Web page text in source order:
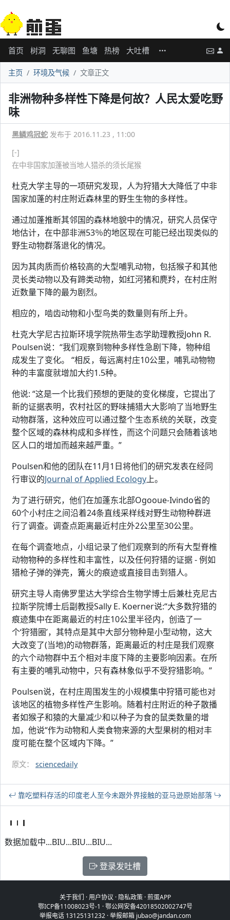
首页 树洞 无聊图 鱼塘 热榜 大吐槽
主页 环境及气候 文章正文
非洲物种多样性下降是何故？人民太爱吃野
味
黑鳞鸡冠蛇 发布于 2016.11.23 , 11:00
[-]
在中非国家加蓬被当地人猎杀的须长尾猴
杜克大学主导的一项研究发现，人为狩猎大大降低了中非
国家加蓬的村庄附近森林里的野生生物的多样性。
通过加蓬推断其邻国的森林地貌中的情况，研究人员保守
地估计，在中部非洲53％的地区现在可能已经出现类似的
野生动物群落退化的情况。
因为其肉质而价格较高的大型哺乳动物，包括猴子和其他
灵长类动物以及有蹄类动物，如红河猪和麂羚，在村庄附
近数量下降的最为剧烈。
相应的，啮齿动物和小型鸟类的数量则有所上升。
杜克大学尼古拉斯环境学院热带生态学助理教授John R.
Poulsen说：“我们观察到物种多样性急剧下降，物种组
成发生了变化。 “相反，每远离村庄10公里，哺乳动物物
种的丰富度就增加大约1.5种。
他说: “这是一个比我们预想的更陡的变化梯度，它提出了
新的证据表明，农村社区的野味捕猎大大影响了当地野生
动物群落，这种效应可以通过整个生态系统的关联，改变
整个区域的森林构成和多样性，而这个问题只会随着该地
区人口的增加而越来越严重。”
Poulsen和他的团队在11月1日将他们的研究发表在经同
行审议的Journal of Applied Ecology上。
为了进行研究，他们在加蓬东北部Ogooue-Ivindo省的
60个小村庄之间沿着24条直线采样线对野生动物种群进
行了调查。调查点距离最近村庄外2公里至30公里。
在每个调查地点，小组记录了他们观察到的所有大型脊椎
动物物种的多样性和丰富性，以及任何狩猎的证据 - 例如
猎枪子弹的弹壳，篝火的痕迹或直接目击到猎人。
研究主导人南佛罗里达大学综合生物学博士后兼杜克尼古
拉斯学院博士后副教授Sally E. Koerner说:“大多数狩猎的
痕迹集中在距离最近的村庄10公里半径内，创造了一
个‘狩猎圈’，其特点是其中大部分物种是小型动物，这大
大改变了(当地)的动物群落，距离最近的村庄是我们观察
的六个动物群中五个相对丰度下降的主要影响因素。在所
有主要的哺乳动物中，只有森林象似乎不受狩猎影响。”
Poulsen说，在村庄周围发生的小规模集中狩猎可能也对
该地区的植物多样性产生影响。随着村庄附近的种子散播
者如猴子和猿的大量减少和以种子为食的鼠类数量的增
加，他说“作为动物和人类食物来源的大型果树的相对丰
度可能在整个区域内下降。”
原文： sciencedaily
靠吃塑料存活的印度老人至今未跟外界接触的亚马逊原始部落
数据加载中...BIU...BIU...BIU...
登录发吐槽
关于我们 ·用户协议 · 隐私政策·煎蛋APP
鄂ICP备11008023号-1 ·鄂公网安备42018502002747号
举报电话 13125131232 · 举报邮箱 jubao@jandan.com